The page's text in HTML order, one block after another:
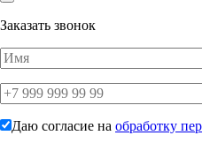
Заказать звонок
Даю согласие на обработку